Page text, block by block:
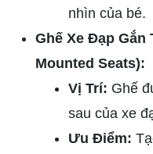
nhìn của bé.
Ghế Xe Đạp Gắn
Mounted Seats):
Vị Trí: Ghế
sau của xe
Ưu Điểm: